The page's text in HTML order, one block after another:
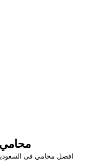
محامي
افضل محامي فى